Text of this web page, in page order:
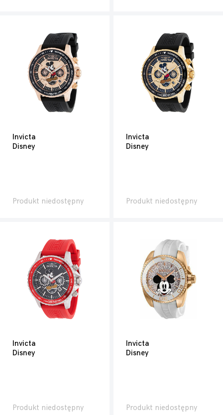
Invicta
Disney
Produkt niedostępny
Invicta
Disney
Produkt niedostępny
Invicta
Disney
Produkt niedostępny
Invicta
Disney
Produkt niedostępny